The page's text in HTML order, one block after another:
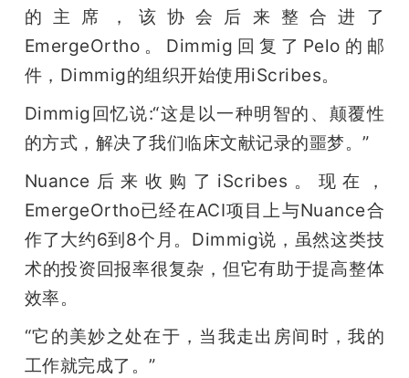
的主席，该协会后来整合进了
EmergeOrtho。Dimmig回复了Pelo的邮
件，Dimmig的组织开始使用iScribes。
Dimmig回忆说:“这是以一种明智的、颠覆性
的方式，解决了我们临床文献记录的噩梦。”
Nuance后来收购了iScribes。现在，
EmergeOrtho已经在ACI项目上与Nuance合
作了大约6到8个月。Dimmig说，虽然这类技
术的投资回报率很复杂，但它有助于提高整体
效率。
“它的美妙之处在于，当我走出房间时，我的
工作就完成了。”